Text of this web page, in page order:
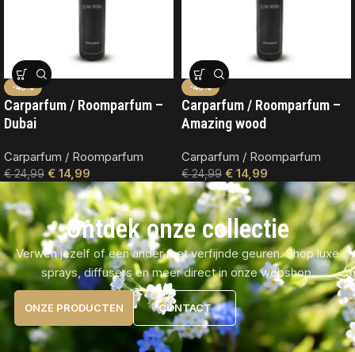
-40%
Carparfum / Roomparfum –
Dubai
Carparfum / Roomparfum
€24,99 € 14,99
-40%
Carparfum / Roomparfum –
Amazing wood
Carparfum / Roomparfum
€24,99 € 14,99
Ontdek onze collectie
Verwen jezelf of een ander met verfijnde geuren. Shop luxe
sprays, diffusers en meer direct in onze webshop.
ONZE PRODUCTEN CONTACT